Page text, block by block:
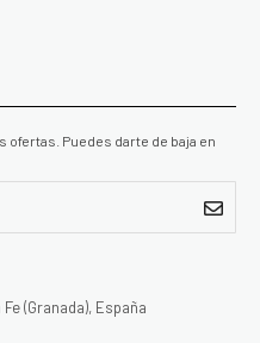
Puedes darte de baja en
(Granada), España